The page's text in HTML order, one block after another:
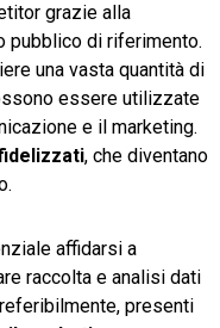
grazie alla
pubblico di riferimento.
una vasta quantità di
essere utilizzate
e il marketing.
, che diventano
affidarsi a
raccolta e analisi dati
presenti